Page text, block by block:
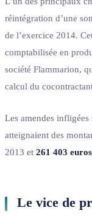
réintégration d’une
de l’exercice 2014.
comptabilisée en
société Flammarion,
calcul du
Les amendes
atteignaient des
2013 et 261 403 euros
Le vice de